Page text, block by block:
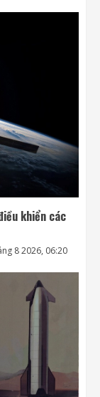
khiển các
8 2026, 06:20